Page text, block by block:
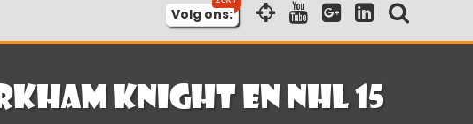
Volg ons:
Knight en NHL 15